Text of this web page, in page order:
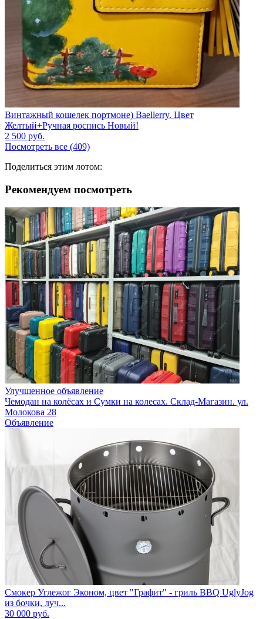
Винтажный кошелек портмоне) Baellerry. Цвет
Желтый+Ручная роспись Новый!
2 500 руб.
Посмотреть все (409)
Поделиться этим лотом:
Рекомендуем посмотреть
Улучшенное объявление
Чемодан на колёсах и Сумки на колесах. Склад-Магазин. ул.
Молокова 28
Объявление
Смокер Углежог Эконом, цвет "Графит" - гриль BBQ UglyJog
из бочки, луч...
30 000 руб.